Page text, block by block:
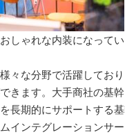
しゃれな内装になってい
々な分野で活躍してお
きます。大手商社の基
長期的にサポートする
インテグレーションサ